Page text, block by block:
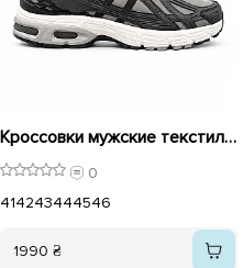
Кроссовки мужские текстиль 596157 Темно Серые
0
414243444546
1990 ₴